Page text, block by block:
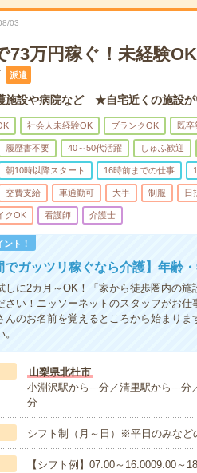
03
73万円稼ぐ！未経験
派遣
施設や病院など ★自宅近くの施設が
社会人未経験OK ブランクOK 既卒
履歴書不要 40～50代活躍 しゅふ歓迎
朝10時以降スタート 16時前までの仕事
交費支給 車通勤可 大手 制服 日
クOK 看護師 介護士
ント！
でガッツリ稼ぐなら介護】年齢
に2カ月～OK！「家から徒歩圏内の
さい！ニッソーネットのスタッフがお
んのお名前を覚えるところから始まり
山梨県北杜市
小淵沢駅から---分／清里駅から---
分
シフト制（月～日）※平日のみな
【シフト例】07:00～16:0009:00